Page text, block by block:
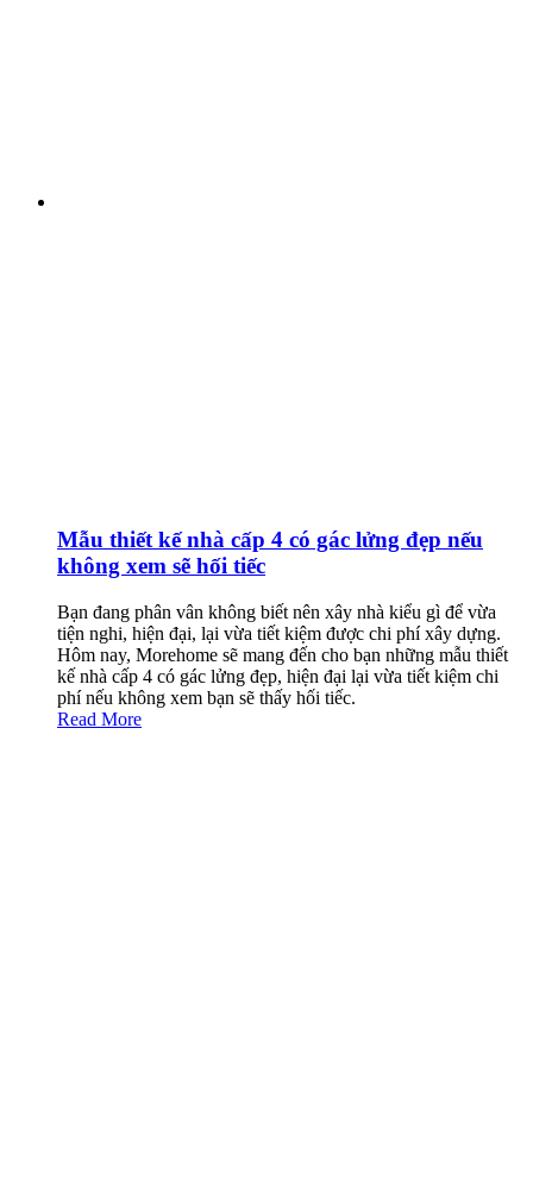
Mẫu thiết kế nhà cấp 4 có gác lửng đẹp nếu
không xem sẽ hối tiếc
Bạn đang phân vân không biết nên xây nhà kiểu gì để vừa
tiện nghi, hiện đại, lại vừa tiết kiệm được chi phí xây dựng.
Hôm nay, Morehome sẽ mang đến cho bạn những mẫu thiết
kế nhà cấp 4 có gác lửng đẹp, hiện đại lại vừa tiết kiệm chi
phí nếu không xem bạn sẽ thấy hối tiếc.
Read More